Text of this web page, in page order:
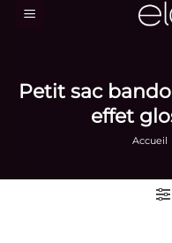
Passer
Petit sac
effet
Accueil